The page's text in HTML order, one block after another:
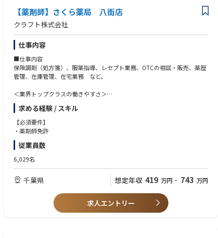
躍できる環境です
業界トップクラスの認定薬局数や多様な店舗を展開しているため、ご自身
の志向性に合わせて異動することも可能です
現場での調剤業務にとどまらず、本社業務や複数店舗のマネージャー業務
など大手調剤チェーンならではの多様なキャリアパスがあります。
【薬剤師】さくら薬局 八街店
クラフト株式会社
仕事内容
■仕事内容
保険調剤（処方箋）、服薬指導、レセプト業務、OTCの相談・販売、薬歴
管理、在庫管理、在宅業務 など。
＜業界トップクラスの働きやすさ＞
業界最多クラスの年間休日126日＋有給休暇、シフト勤務制による残業削
減や希望休など、どなたにとっても働きやすい環境です
充実した手当や福利厚生、育児支援制度、安定した経営基盤を持っている
ため、長く働いていただけます
も45％と高い水準です
全国に800店舗以上展開。転居の際も店舗を異動するだけでスムーズに新
生活スタートが可能です
＜薬剤師として成長、活躍できる環境＞
中途入社者への導入・フォロー研修が充実しており、安心してキャリアを
スタートしていただけます
求める経験 / スキル
【必須要件】
・薬剤師免許
従業員数
6,029名
千葉県 想定年収 419 万円 ~ 743 万円
求人エントリー